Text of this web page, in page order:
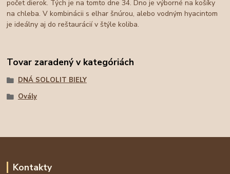
počet dierok. Tých je na tomto dne 34. Dno je výborné na košíky
na chleba. V kombinácii s elhar šnúrou, alebo vodným hyacintom
je ideálny aj do reštaurácií v štýle koliba.
Tovar zaradený v kategóriách
DNÁ SOLOLIT BIELY
Ovály
Kontakty